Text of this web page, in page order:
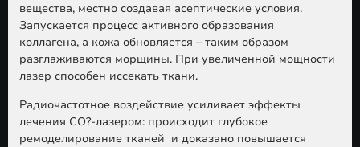
вещества, местно создавая асептические условия.
Запускается процесс активного образования
коллагена, а кожа обновляется – таким образом
разглаживаются морщины. При увеличенной мощности
лазер способен иссекать ткани.
Радиочастотное воздействие усиливает эффекты
лечения CO?-лазером: происходит глубокое
ремоделирование тканей и доказано повышается